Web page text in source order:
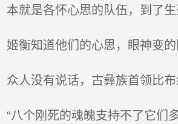
本就是各怀心思的队伍，到了生
姬衡知道他们的心思，眼神变的
众人没有说话，古彝族首领比布
“八个刚死的魂魄支持不了它们